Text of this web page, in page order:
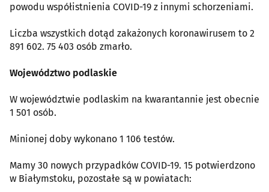
powodu współistnienia COVID-19 z innymi schorzeniami.
Liczba wszystkich dotąd zakażonych koronawirusem to 2
891 602. 75 403 osób zmarło.
Województwo podlaskie
W województwie podlaskim na kwarantannie jest obecnie
1 501 osób.
Minionej doby wykonano 1 106 testów.
Mamy 30 nowych przypadków COVID-19. 15 potwierdzono
w Białymstoku, pozostałe są w powiatach: